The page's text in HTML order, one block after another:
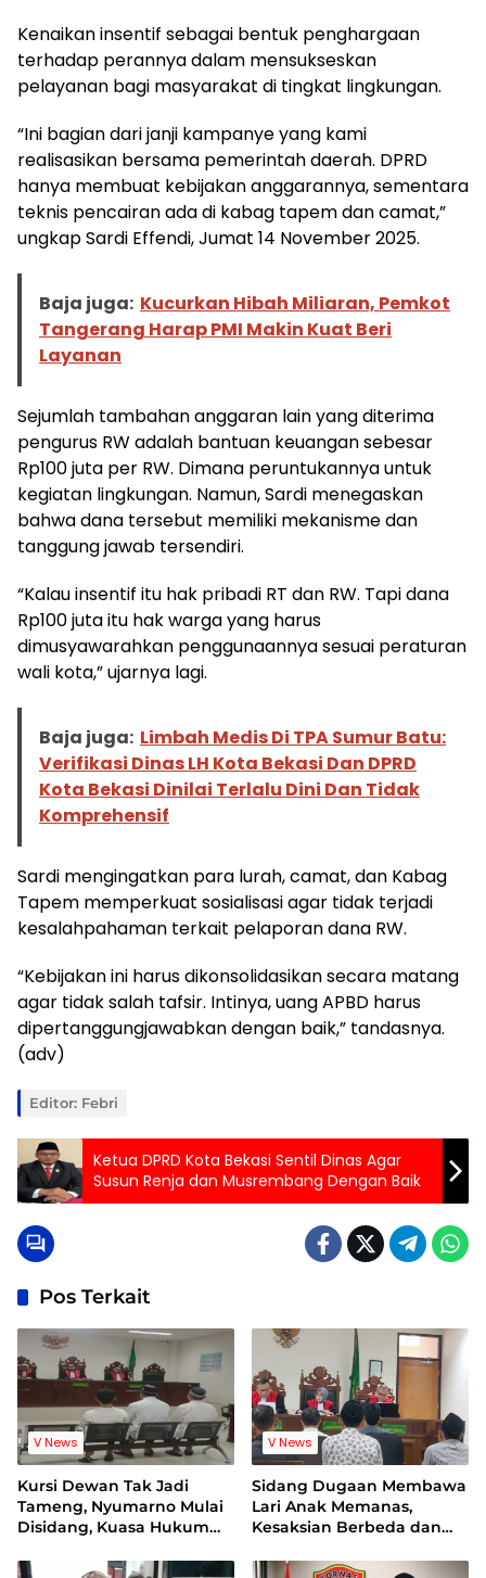
Kenaikan insentif sebagai bentuk penghargaan
terhadap perannya dalam mensukseskan
pelayanan bagi masyarakat di tingkat lingkungan.
“Ini bagian dari janji kampanye yang kami
realisasikan bersama pemerintah daerah. DPRD
hanya membuat kebijakan anggarannya, sementara
teknis pencairan ada di kabag tapem dan camat,”
ungkap Sardi Effendi, Jumat 14 November 2025.
Baja juga: Kucurkan Hibah Miliaran, Pemkot
Tangerang Harap PMI Makin Kuat Beri
Layanan
Sejumlah tambahan anggaran lain yang diterima
pengurus RW adalah bantuan keuangan sebesar
Rp100 juta per RW. Dimana peruntukannya untuk
kegiatan lingkungan. Namun, Sardi menegaskan
bahwa dana tersebut memiliki mekanisme dan
tanggung jawab tersendiri.
“Kalau insentif itu hak pribadi RT dan RW. Tapi dana
Rp100 juta itu hak warga yang harus
dimusyawarahkan penggunaannya sesuai peraturan
wali kota,” ujarnya lagi.
Baja juga: Limbah Medis Di TPA Sumur Batu:
Verifikasi Dinas LH Kota Bekasi Dan DPRD
Kota Bekasi Dinilai Terlalu Dini Dan Tidak
Komprehensif
Sardi mengingatkan para lurah, camat, dan Kabag
Tapem memperkuat sosialisasi agar tidak terjadi
kesalahpahaman terkait pelaporan dana RW.
“Kebijakan ini harus dikonsolidasikan secara matang
agar tidak salah tafsir. Intinya, uang APBD harus
dipertanggungjawabkan dengan baik,” tandasnya.
(adv)
Editor: Febri
Ketua DPRD Kota Bekasi Sentil Dinas Agar
Susun Renja dan Musrembang Dengan Baik
Pos Terkait
V News
Kursi Dewan Tak Jadi
Tameng, Nyumarno Mulai
Disidang, Kuasa Hukum
Hukum Bebas Intervensi
V News
Sidang Dugaan Membawa
Lari Anak Memanas,
Kesaksian Berbeda dan